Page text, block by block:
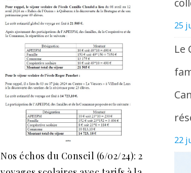
Nos échos du Conseil (6/02/24): 2
25
Le
22